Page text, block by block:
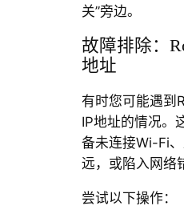
关”旁边。
故障排除：
地址
有时您可能遇到
IP地址的情况。
备未连接Wi-Fi
远，或陷入网络
尝试以下操作：